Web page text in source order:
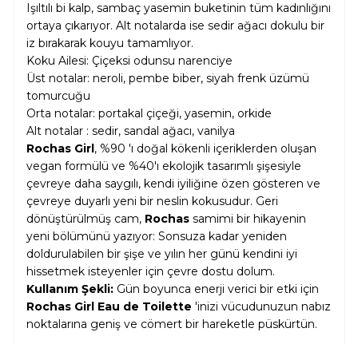
Işıltılı bi kalp, sambaç yasemin buketinin tüm kadınlığını
ortaya çıkarıyor. Alt notalarda ise sedir ağacı dokulu bir
iz bırakarak kouyu tamamlıyor.
Koku Ailesi: Çiçeksi odunsu narenciye
Üst notalar: neroli, pembe biber, siyah frenk üzümü
tomurcuğu
Orta notalar: portakal çiçeği, yasemin, orkide
Alt notalar : sedir, sandal ağacı, vanilya
Rochas Girl, %90 'ı doğal kökenli içeriklerden oluşan
vegan formülü ve %40'ı ekolojik tasarımlı şişesiyle
çevreye daha saygılı, kendi iyiliğine özen gösteren ve
çevreye duyarlı yeni bir neslin kokusudur. Geri
dönüştürülmüş cam, Rochas samimi bir hikayenin
yeni bölümünü yazıyor: Sonsuza kadar yeniden
doldurulabilen bir şişe ve yılın her günü kendini iyi
hissetmek isteyenler için çevre dostu dolum.
Kullanım Şekli: Gün boyunca enerji verici bir etki için
Rochas Girl Eau de Toilette 'inizi vücudunuzun nabız
noktalarına geniş ve cömert bir hareketle püskürtün.